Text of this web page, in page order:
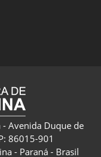
Avenida Duque de
86015-901
- Paraná - Brasil